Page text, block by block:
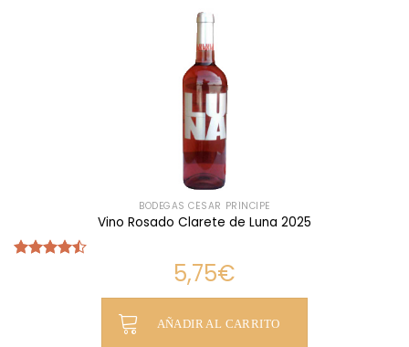
BODEGAS CÉSAR PRÍNCIPE
Vino Rosado Clarete de Luna 2025
5,75€
AÑADIR AL CARRITO